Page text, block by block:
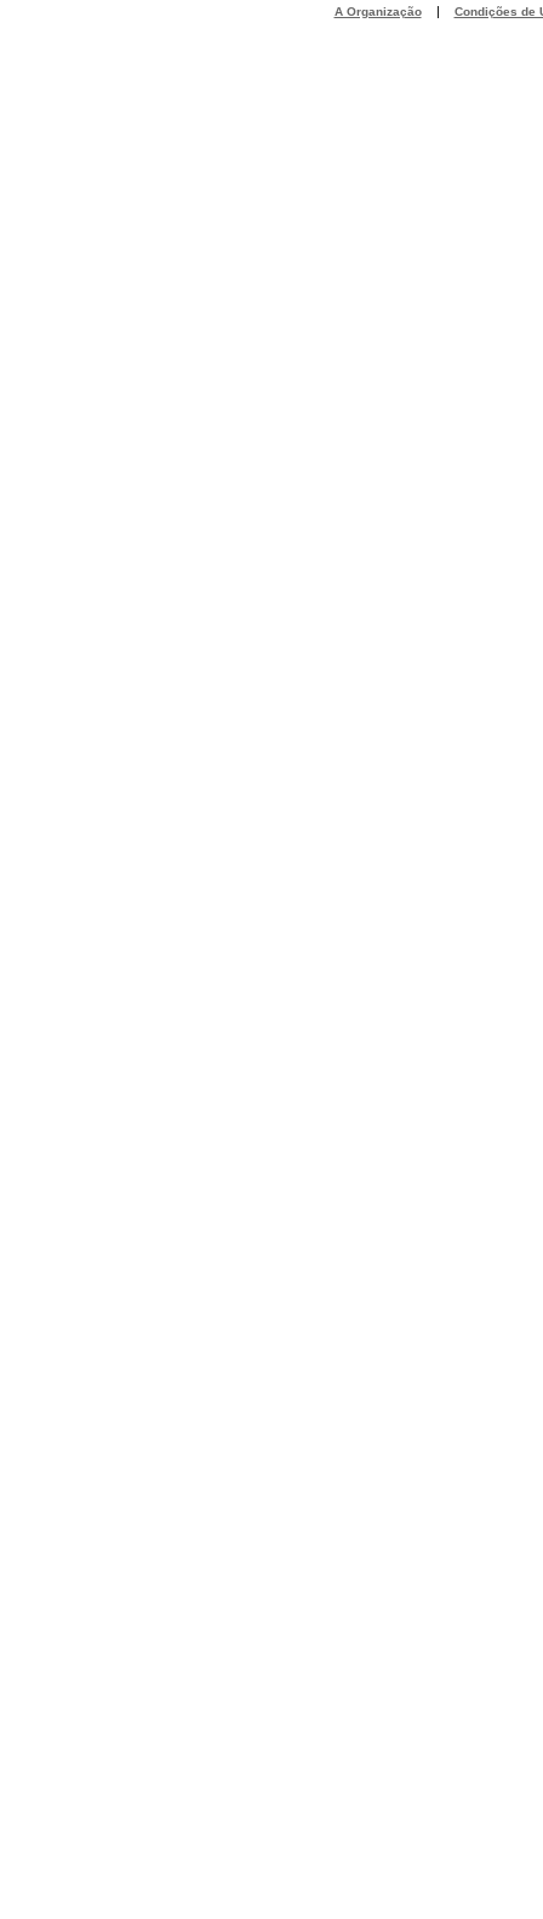
A Organização | Condições de